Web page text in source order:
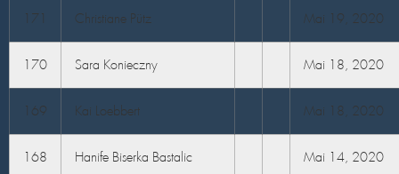
171 Christiane Pütz Mai 19, 2020
170 Sara Konieczny Mai 18, 2020
169 Kai Loebbert Mai 18, 2020
168 Hanife Biserka Bastalic Mai 14, 2020